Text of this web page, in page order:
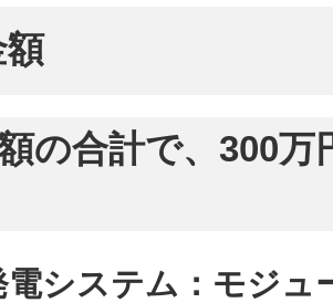
の合計で、300万
電システム：モジュ